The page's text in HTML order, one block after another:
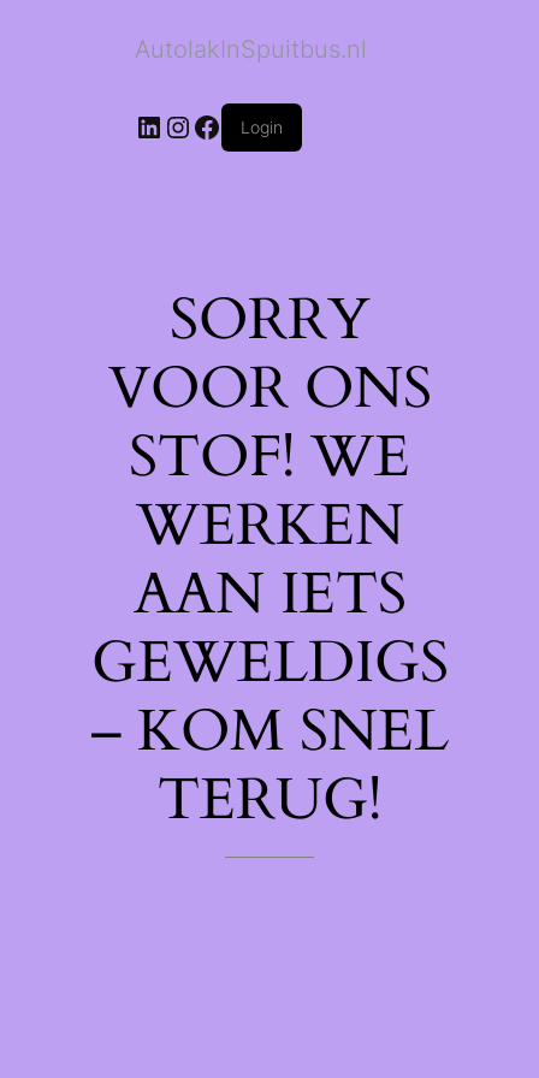
AutolakInSpuitbus.nl
LinkedIn
Instagram
Facebook
Login
SORRY
VOOR ONS
STOF! WE
WERKEN
AAN IETS
GEWELDIGS
– KOM SNEL
TERUG!